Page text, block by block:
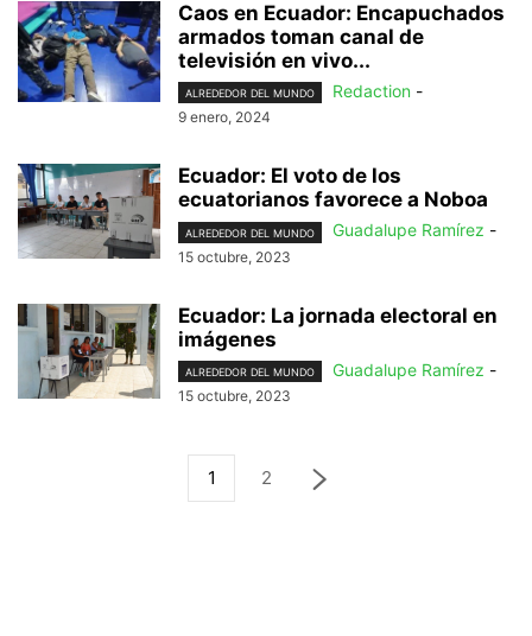
Caos en Ecuador: Encapuchados
armados toman canal de
televisión en vivo...
ALREDEDOR DEL MUNDO Redaction -
9 enero, 2024
Ecuador: El voto de los
ecuatorianos favorece a Noboa
ALREDEDOR DEL MUNDO Guadalupe Ramírez -
15 octubre, 2023
Ecuador: La jornada electoral en
imágenes
ALREDEDOR DEL MUNDO Guadalupe Ramírez -
15 octubre, 2023
1 2